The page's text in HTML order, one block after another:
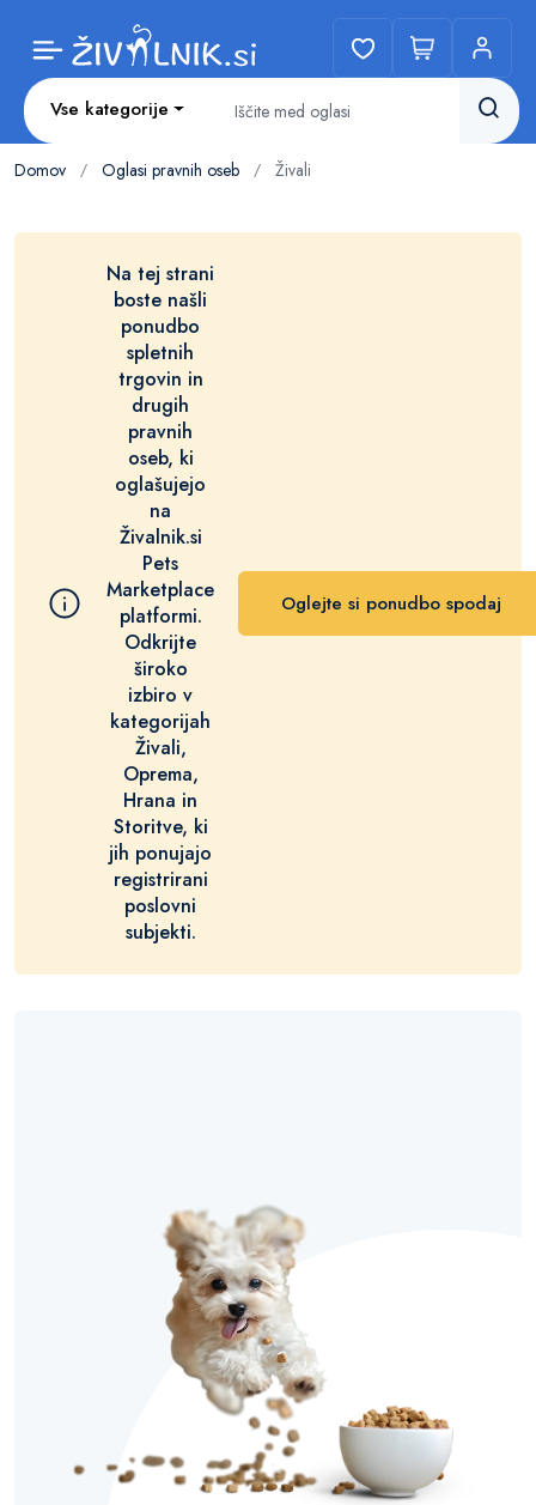
Vse kategorije
Domov / Oglasi pravnih oseb / Živali
Na tej strani
boste našli
ponudbo
spletnih
trgovin in
drugih
pravnih
oseb, ki
oglašujejo
na
Živalnik.si
Pets
Marketplace
platformi.
Odkrijte
široko
izbiro v
kategorijah
Živali,
Oprema,
Hrana in
Storitve, ki
jih ponujajo
registrirani
poslovni
subjekti.
Oglejte si ponudbo spodaj